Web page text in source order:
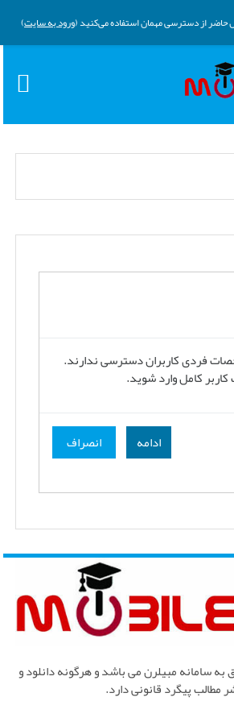
حاضر از دسترسی مهمان استفاده می‌کنید (ورود به سایت)
فردی کاربران دسترسی ندارند.
کاربر کامل وارد شوید.
ادامه انصراف
به سامانه مبیلرن می باشد و هرگونه دانلود و
مطالب پیگرد قانونی دارد.